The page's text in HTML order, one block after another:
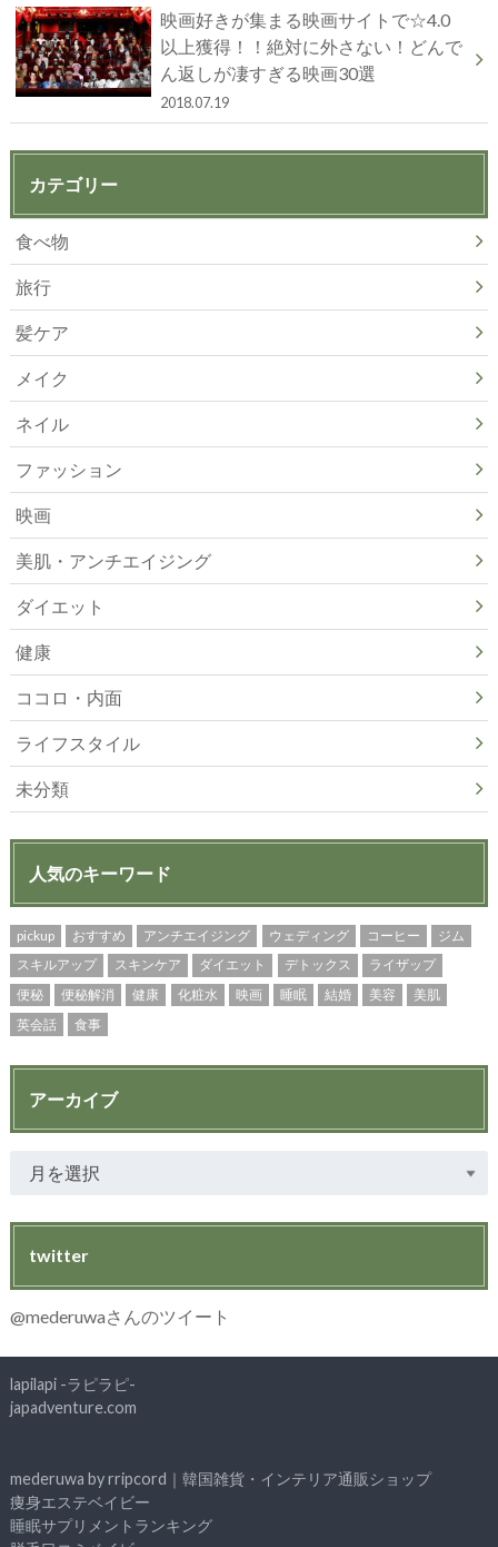
映画好きが集まる映画サイトで☆4.0
以上獲得！！絶対に外さない！どんで
ん返しが凄すぎる映画30選
2018.07.19
カテゴリー
食べ物
旅行
髪ケア
メイク
ネイル
ファッション
映画
美肌・アンチエイジング
ダイエット
健康
ココロ・内面
ライフスタイル
未分類
人気のキーワード
pickup おすすめ アンチエイジング ウェディング コーヒー
ジム
スキルアップ
スキンケア ダイエット デトックス
ライザップ
便秘
便秘解消 健康 化粧水 映画 睡眠 結婚 美容
美肌
英会話
食事
アーカイブ
twitter
@mederuwaさんのツイート
lapilapi -ラピラピ-
japadventure.com
mederuwa by rripcord｜韓国雑貨・インテリア通販ショップ
痩身エステベイビー
睡眠サプリメントランキング